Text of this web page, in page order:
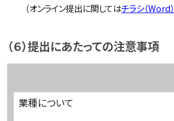
（オンライン提出に関してはチラシ（Word）
（６）提出にあたっての注意事項
業種について